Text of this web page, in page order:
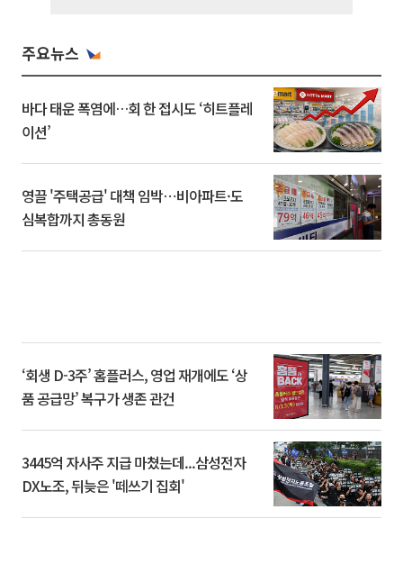
주요뉴스
바다 태운 폭염에…회 한 접시도 ‘히트플레
이션’
영끌 '주택공급' 대책 임박⋯비아파트·도
심복합까지 총동원
‘회생 D-3주’ 홈플러스, 영업 재개에도 ‘상
품 공급망’ 복구가 생존 관건
3445억 자사주 지급 마쳤는데...삼성전자
DX노조, 뒤늦은 '떼쓰기 집회'